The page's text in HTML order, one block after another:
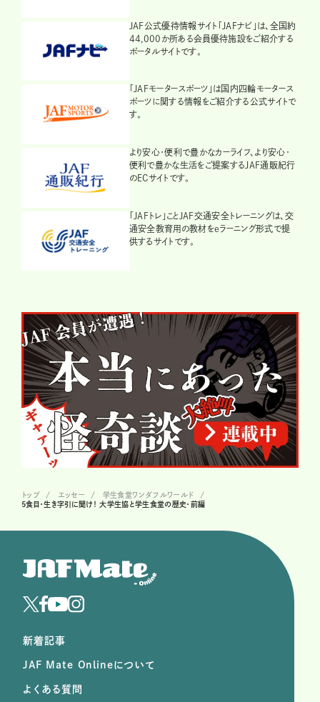
JAF公式優待情報サイト「JAFナビ」は、全国約
44,000か所ある会員優待施設をご紹介する
ポータルサイトです。
「JAFモータースポーツ」は国内四輪モータース
ポーツに関する情報をご紹介する公式サイトで
す。
より安心・便利で豊かなカーライフ、より安心・
便利で豊かな生活をご提案するJAF通販紀行
のECサイトです。
「JAFトレ」ことJAF交通安全トレーニングは、交
通安全教育用の教材をeラーニング形式で提
供するサイトです。
トップ エッセー
学生食堂ワンダフルワールド
5食目・生き字引に聞け！ 大学生協と学生食堂の歴史・前編
新着記事
JAF Mate Onlineについて
よくある質問